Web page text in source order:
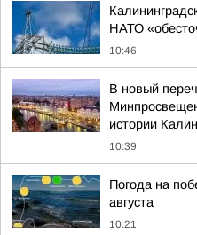
НАТО
10:46
В новый
истории
10:39
Погода на
августа
10:21